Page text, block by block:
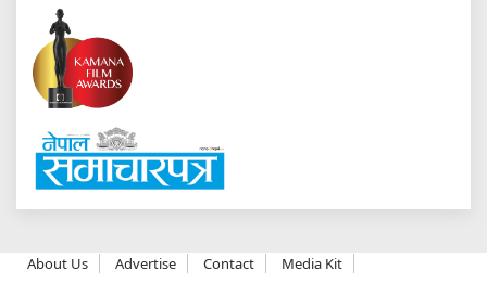
About Us Advertise Contact Media Kit